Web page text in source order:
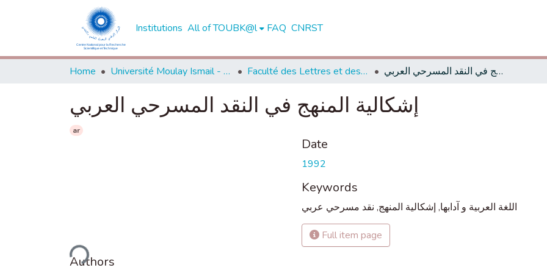
Institutions All of TOUBK@l FAQ CNRST
Home Université Moulay Ismail - Meknès - Faculté des Lettres et des Sciences Humaines - Meknès إشكالية المنهج في النقد المسرحي العربي
إشكالية المنهج في النقد المسرحي العربي
ar
Loading...
Authors
Date
1992
Keywords
اللغة العربية و آدابها,إشكالية المنهج, نقد مسرحي عربي
Full item page